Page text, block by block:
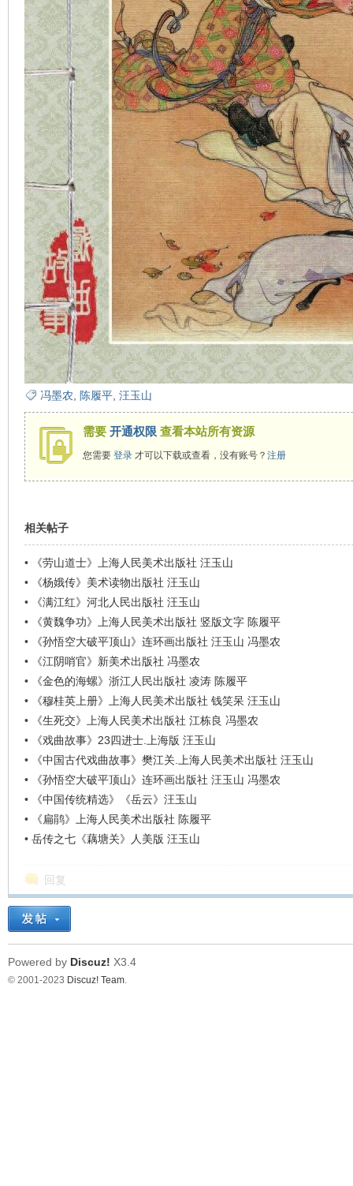
冯墨农 陈履平, 汪玉山
需要 开通权限 查看本站所有资源
您需要 登录才可以下载或查看，没有账号？ 注册
相关帖子
•
《劳山道士》上海人民美术出版社 汪玉山
•
《杨娥传》美术读物出版社 汪玉山
•
《满江红》河北人民出版社 汪玉山
•
《黄魏争功》上海人民美术出版社 竖版文字 陈履平
•
《孙悟空大破平顶山》连环画出版社 汪玉山 冯墨农
•
《江阴哨官》新美术出版社 冯墨农
•
《金色的海螺》浙江人民出版社 凌涛 陈履平
•
《穆桂英上册》上海人民美术出版社 钱笑呆 汪玉山
•
《生死交》上海人民美术出版社 江栋良 冯墨农
•
《戏曲故事》23四进士.上海版 汪玉山
•
《中国古代戏曲故事》樊江关.上海人民美术出版社 汪玉山
•
《孙悟空大破平顶山》连环画出版社 汪玉山 冯墨农
•
《中国传统精选》《岳云》汪玉山
•
《扁鹃》上海人民美术出版社 陈履平
• 岳传之七《藕塘关》人美版 汪玉山
回复
Powered by Discuz! X3.4
© 2001-2023 Discuz! Team.